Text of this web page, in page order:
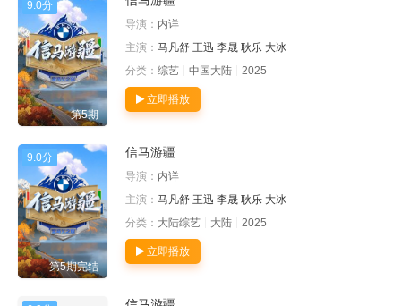
9.0分
第5期
导演： 内详
主演： 马凡舒 王迅 李晟 耿乐 大冰
分类： 综艺 中国大陆 2025
立即播放
9.0分
第5期完结
信马游疆
导演： 内详
主演： 马凡舒 王迅 李晟 耿乐 大冰
分类： 大陆综艺 大陆 2025
立即播放